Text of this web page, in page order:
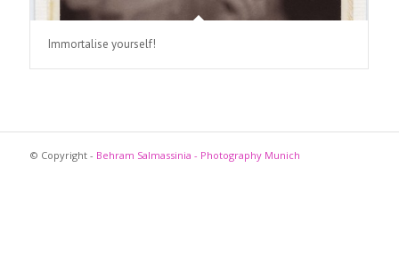
Immortalise yourself!
© Copyright - Behram Salmassinia - Photography Munich